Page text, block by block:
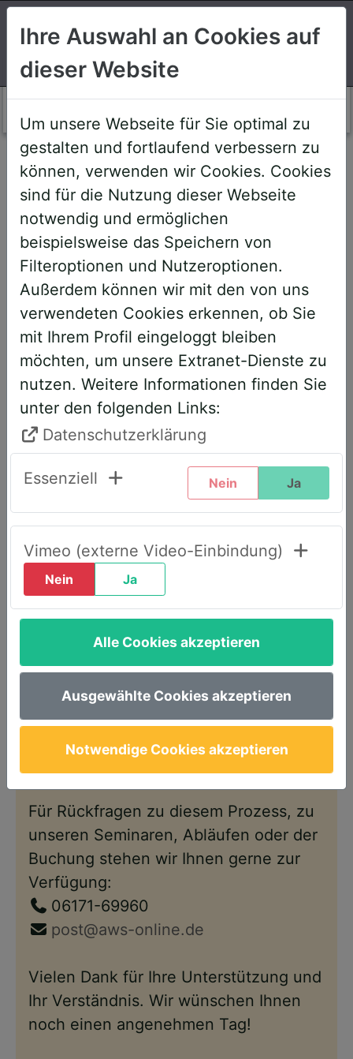
Willkommen!
Sehr geehrte Teilnehmerinnen und
Teilnehmer,
um Ihnen zukünftige Buchungen zu
erleichtern, haben wir unser System
umstrukturiert und den AWS+-Account
entsprechend angepasst. Bitte führen
Sie daher folgende Schritte durch,
wenn Sie diesen Text zum ersten Mal
sehen, um weiterhin vollen Zugriff zu
haben:
Klicken Sie oben rechts auf den Reiter
„LOGIN AWS+“.
Geben Sie dort Ihre E-Mail-Adresse
ein.
Wählen Sie die Option „Passwort
vergessen“.
Sie erhalten umgehend eine E-Mail mit
einem Link, um ein neues Passwort
festzulegen.
Anschließend steht Ihnen Ihr Account
wie gewohnt – nun im neuen Design –
wieder zur Verfügung.
Für Rückfragen zu diesem Prozess, zu
unseren Seminaren, Abläufen oder der
Buchung stehen wir Ihnen gerne zur
Verfügung:
06171-69960
post@aws-online.de
Vielen Dank für Ihre Unterstützung und
Ihr Verständnis. Wir wünschen Ihnen
noch einen angenehmen Tag!
Ihre Auswahl an Cookies auf
dieser Website
Um unsere Webseite für Sie optimal zu
gestalten und fortlaufend verbessern zu
können, verwenden wir Cookies. Cookies
sind für die Nutzung dieser Webseite
notwendig und ermöglichen
beispielsweise das Speichern von
Filteroptionen und Nutzeroptionen.
Außerdem können wir mit den von uns
verwendeten Cookies erkennen, ob Sie
mit Ihrem Profil eingeloggt bleiben
möchten, um unsere Extranet-Dienste zu
nutzen. Weitere Informationen finden Sie
unter den folgenden Links:
Datenschutzerklärung
Essenziell Nein Ja
Vimeo (externe Video-Einbindung)
Nein Ja
Alle Cookies akzeptieren
Ausgewählte Cookies akzeptieren
Notwendige Cookies akzeptieren